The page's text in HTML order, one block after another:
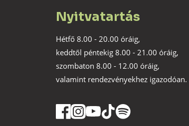
Nyitvatartás
Hétfő 8.00 - 20.00 óráig,
keddtől péntekig 8.00 - 21.00 óráig,
szombaton 8.00 - 12.00 óráig,
valamint rendezvényekhez igazodóan.